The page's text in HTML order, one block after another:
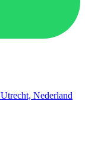
Nederland